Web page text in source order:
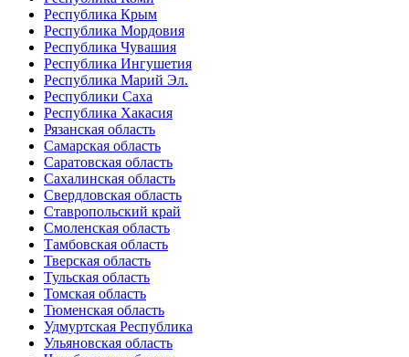
Республика Крым
Республика Мордовия
Республика Чувашия
Республика Ингушетия
Республика Марий Эл.
Республики Саха
Республика Хакасия
Рязанская область
Самарская область
Саратовская область
Сахалинская область
Свердловская область
Ставропольский край
Смоленская область
Тамбовская область
Тверская область
Тульская область
Томская область
Тюменская область
Удмуртская Республика
Ульяновская область